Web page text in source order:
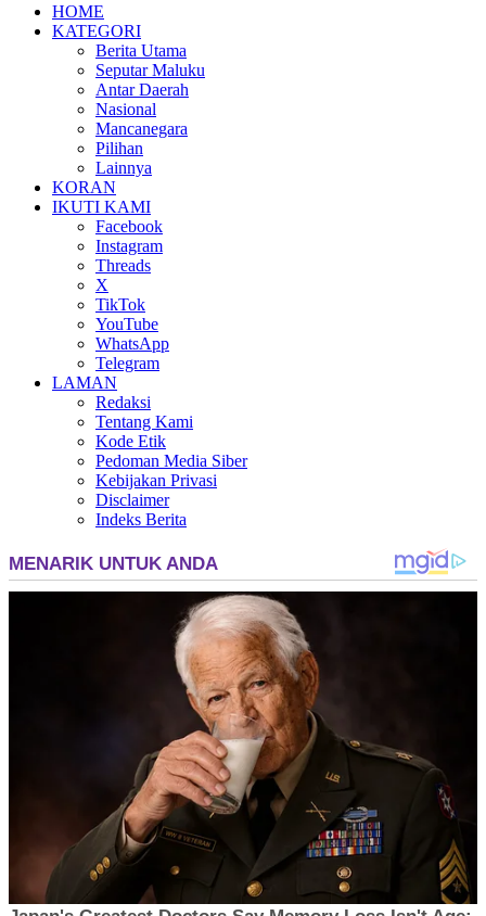
HOME
KATEGORI
Berita Utama
Seputar Maluku
Antar Daerah
Nasional
Mancanegara
Pilihan
Lainnya
KORAN
IKUTI KAMI
Facebook
Instagram
Threads
X
TikTok
YouTube
WhatsApp
Telegram
LAMAN
Redaksi
Tentang Kami
Kode Etik
Pedoman Media Siber
Kebijakan Privasi
Disclaimer
Indeks Berita